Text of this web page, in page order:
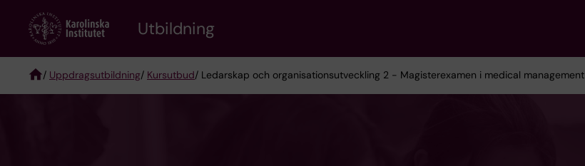
content
Utbildning
Breadcrumb
/ Uppdragsutbildning/ Kursutbud/ Ledarskap och organisationsutveckling 2 - Magisterexamen i medical management